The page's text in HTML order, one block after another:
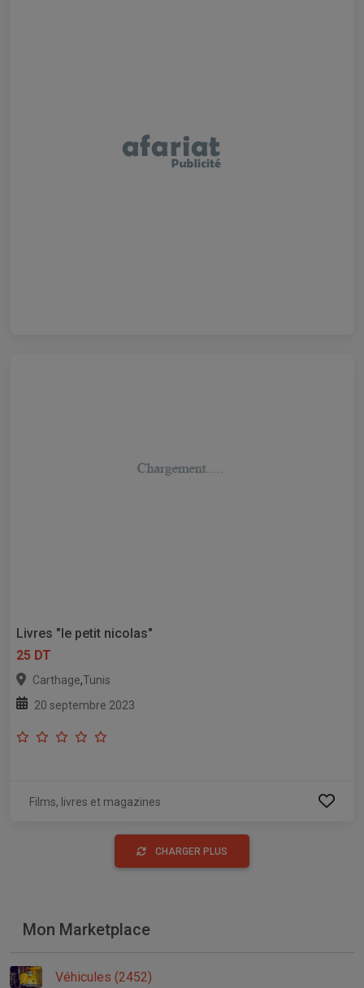
Livres "le petit nicolas"
25 DT
Carthage,Tunis
20 septembre 2023
Films, livres et magazines
CHARGER PLUS
Mon Marketplace
Véhicules (2452)